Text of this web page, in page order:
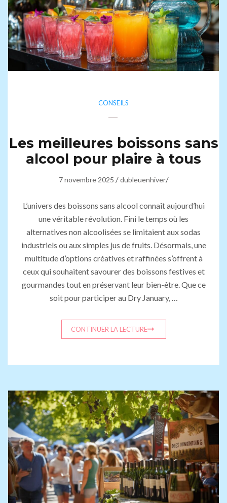
CONSEILS
Les meilleures boissons sans
alcool pour plaire à tous
7 novembre 2025 /dubleuenhiver/
L’univers des boissons sans alcool connaît aujourd’hui
une véritable révolution. Fini le temps où les
alternatives non alcoolisées se limitaient aux sodas
industriels ou aux simples jus de fruits. Désormais, une
multitude d’options créatives et raffinées s’offrent à
ceux qui souhaitent savourer des boissons festives et
gourmandes tout en préservant leur bien-être. Que ce
soit pour participer au Dry January, …
CONTINUER LA LECTURE